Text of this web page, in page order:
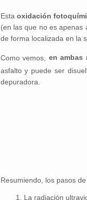
Esta oxidación
(en las que no es apenas
de forma localizada en la
Como vemos, en ambas
asfalto y puede ser
depuradora.
Resumiendo, los pasos
1. La radiación